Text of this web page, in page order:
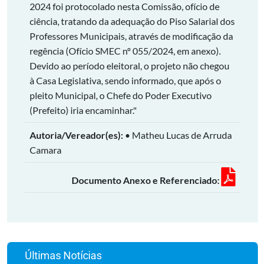
2024 foi protocolado nesta Comissão, ofício de
ciência, tratando da adequação do Piso Salarial dos
Professores Municipais, através de modificação da
regência (Ofício SMEC nº 055/2024, em anexo).
Devido ao período eleitoral, o projeto não chegou
à Casa Legislativa, sendo informado, que após o
pleito Municipal, o Chefe do Poder Executivo
(Prefeito) iria encaminhar."
Autoria/Vereador(es): • Matheu Lucas de Arruda
Camara
Documento Anexo e Referenciado:
Últimas Notícias